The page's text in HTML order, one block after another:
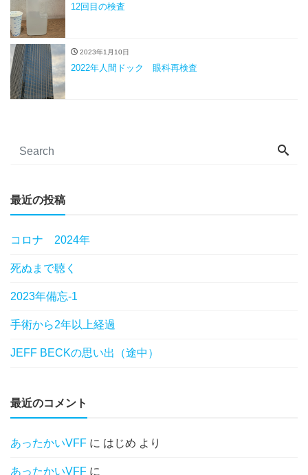
12回目の検査
2023年1月10日
2022年人間ドック 眼科再検査
最近の投稿
コロナ 2024年
死ぬまで聴く
2023年備忘-1
手術から2年以上経過
JEFF BECKの思い出（途中）
最近のコメント
あったかいVFF に はじめ より
あったかいVFF に